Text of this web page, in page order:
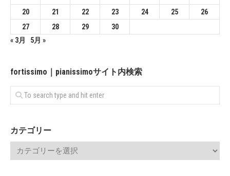
20
21 22 23 24 25
26
27
28 29
30
« 3月
5月 »
fortissimo｜pianissimoサイト内検索
カテゴリー